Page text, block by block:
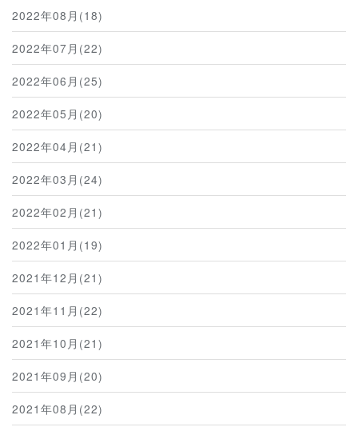
2022年08月(18)
2022年07月(22)
2022年06月(25)
2022年05月(20)
2022年04月(21)
2022年03月(24)
2022年02月(21)
2022年01月(19)
2021年12月(21)
2021年11月(22)
2021年10月(21)
2021年09月(20)
2021年08月(22)